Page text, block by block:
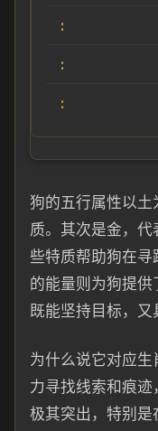
狗的五行属性以
质。其次是金，
些特质帮助狗在
的能量则为狗提
既能坚持目标，又
为什么说它对应生
力寻找线索和痕
极其突出，特别